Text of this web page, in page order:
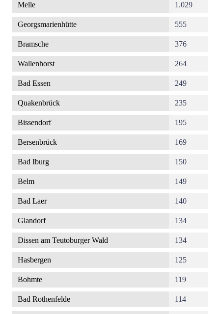
Melle 1.029
Georgsmarienhütte 555
Bramsche 376
Wallenhorst 264
Bad Essen 249
Quakenbrück 235
Bissendorf 195
Bersenbrück 169
Bad Iburg 150
Belm 149
Bad Laer 140
Glandorf 134
Dissen am Teutoburger Wald 134
Hasbergen 125
Bohmte 119
Bad Rothenfelde 114